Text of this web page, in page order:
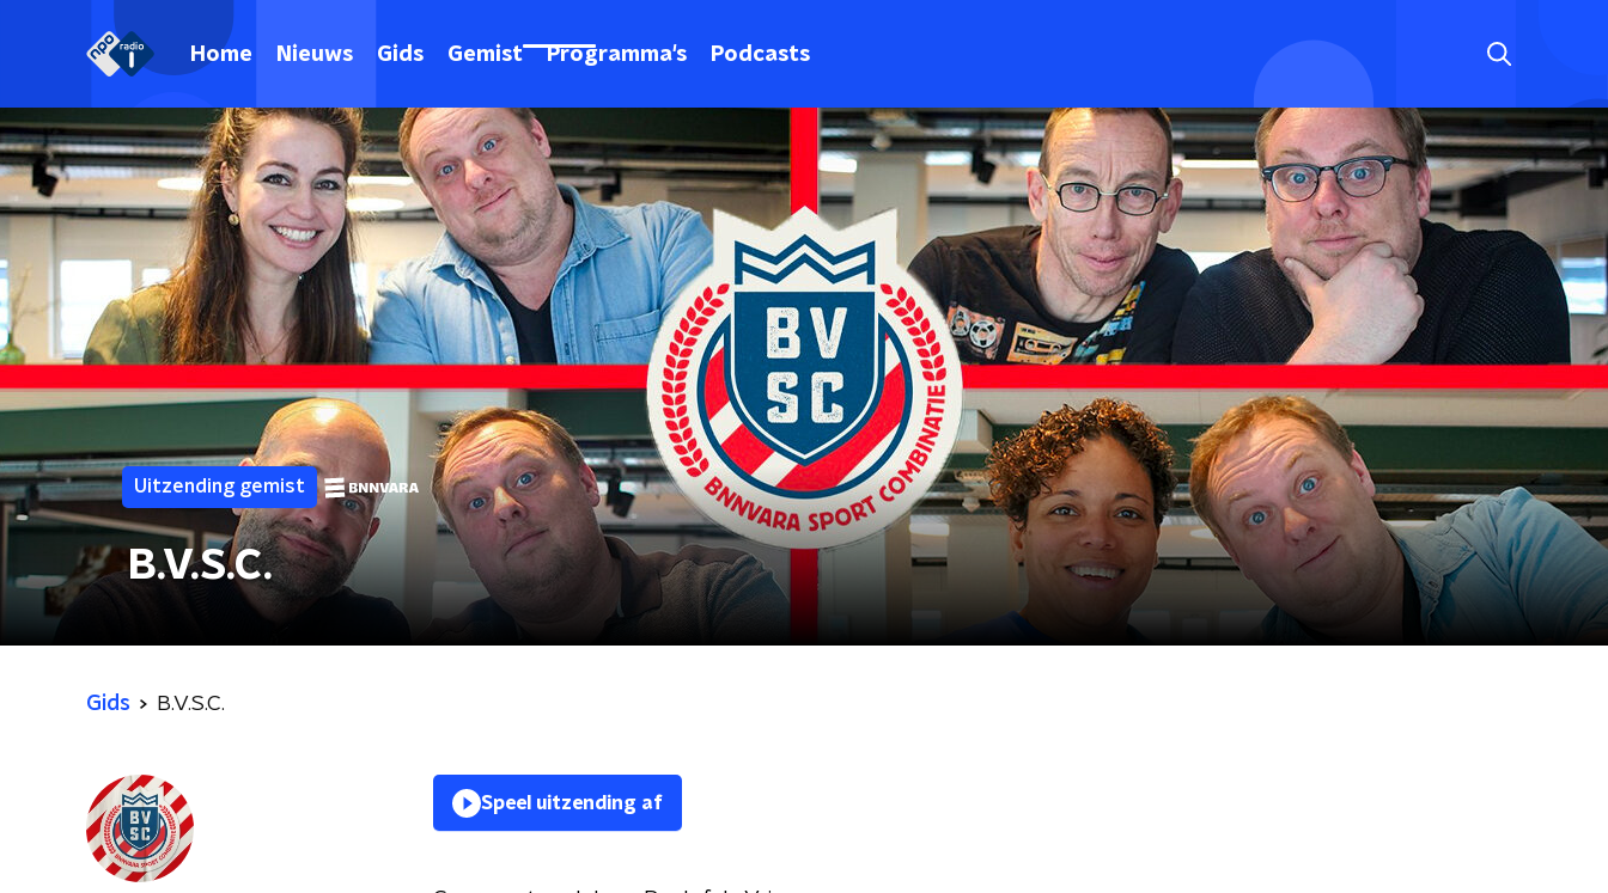
Home Nieuws Gids Gemist Programma's Podcasts
Uitzending gemist
B.V.S.C.
Gids B.V.S.C.
Speel uitzending af